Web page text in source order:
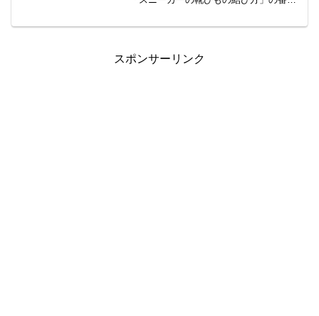
のニオイ撃退スプレーなど！
スポンサーリンク